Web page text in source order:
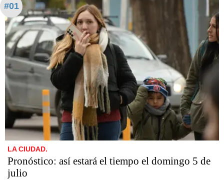
#01
LA CIUDAD.
Pronóstico: así estará el tiempo el domingo 5 de
julio